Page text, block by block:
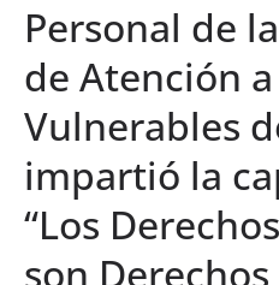
Personal de
de Atención
Vulnerables
impartió la
“Los
son